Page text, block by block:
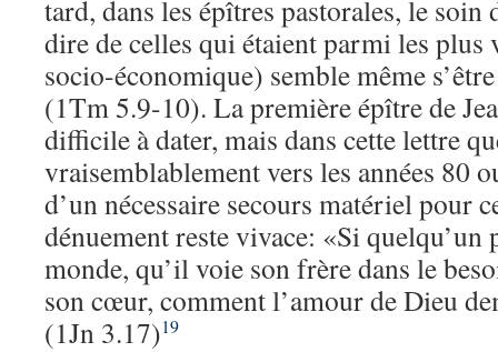
tard, dans les épîtres pastorales, le soin
dire de celles qui étaient parmi les plus
socio-économique) semble même
(1Tm 5.9-10). La première épître de
difficile à dater, mais dans cette lettre
vraisemblablement vers les années 80
d’un nécessaire secours matériel pour
dénuement reste vivace: «Si quelqu’un
monde, qu’il voie son frère dans le
son cœur, comment l’amour de Dieu
(1Jn 3.17)19